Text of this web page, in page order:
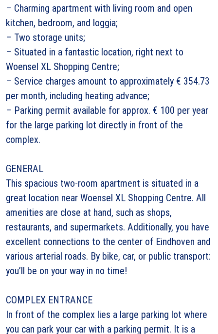
– Charming apartment with living room and open
kitchen, bedroom, and loggia;
– Two storage units;
– Situated in a fantastic location, right next to
Woensel XL Shopping Centre;
– Service charges amount to approximately € 354.73
per month, including heating advance;
– Parking permit available for approx. € 100 per year
for the large parking lot directly in front of the
complex.
GENERAL
This spacious two-room apartment is situated in a
great location near Woensel XL Shopping Centre. All
amenities are close at hand, such as shops,
restaurants, and supermarkets. Additionally, you have
excellent connections to the center of Eindhoven and
various arterial roads. By bike, car, or public transport:
you’ll be on your way in no time!
COMPLEX ENTRANCE
In front of the complex lies a large parking lot where
you can park your car with a parking permit. It is a